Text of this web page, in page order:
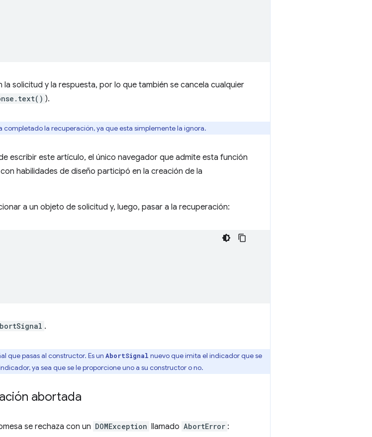
solicitud y la respuesta, por lo que también se cancela cualquier
).
completado la recuperación, ya que esta simplemente la ignora.
escribir este artículo, el único navegador que admite esta función
habilidades de diseño participó en la creación de la
a un objeto de solicitud y, luego, pasar a la recuperación:
.
que pasas al constructor. Es un AbortSignal nuevo que imita el indicador que se
ya sea que se le proporcione uno a su constructor o no.
abortada
se rechaza con un DOMException llamado AbortError :